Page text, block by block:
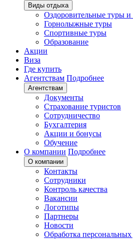
Виды отдыха
Оздоровительные туры и
Горнолыжные туры
Спортивные туры
Образование
Акции
Виза
Где купить
Агентствам Подробнее
Агентствам
Документы
Страхование туристов
Сотрудничество
Бухгалтерия
Акции и бонусы
Обучение
О компании Подробнее
О компании
Контакты
Сотрудники
Контроль качества
Вакансии
Логотипы
Партнеры
Новости
Обработка